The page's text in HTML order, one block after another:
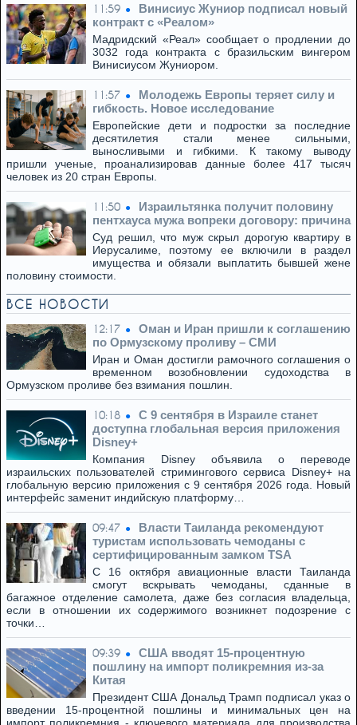
11:59
Винисиус Жуниор подписал новый
контракт с «Реалом»
Мадридский «Реал» сообщает о продлении до
3032 года контракта с бразильским вингером
Винисиусом Жуниором.
11:57
Молодежь Европы теряет силу и
гибкость. Новое исследование
Европейские дети и подростки за последние
десятилетия стали менее сильными,
выносливыми и гибкими. К такому выводу
пришли ученые, проанализировав данные более 417 тысяч
человек из 20 стран Европы.
11:50
Израильтянка получит половину
пентхауса мужа вопреки договору: причина
Суд решил, что муж скрыл дорогую квартиру в
Иерусалиме, поэтому ее включили в раздел
имущества и обязали выплатить бывшей жене
половину стоимости.
ВСЕ НОВОСТИ
12:17
Оман и Иран пришли к соглашению
по Ормузскому проливу – СМИ
Иран и Оман достигли рамочного соглашения о
временном возобновлении судоходства в
Ормузском проливе без взимания пошлин.
10:18
C 9 сентября в Израиле станет
доступна глобальная версия приложения
Disney+
Компания Disney объявила о переводе
израильских пользователей стримингового сервиса Disney+ на
глобальную версию приложения с 9 сентября 2026 года. Новый
интерфейс заменит индийскую платформу…
09:47
Власти Таиланда рекомендуют
туристам использовать чемоданы с
сертифицированным замком TSA
С 16 октября авиационные власти Таиланда
смогут вскрывать чемоданы, сданные в
багажное отделение самолета, даже без согласия владельца,
если в отношении их содержимого возникнет подозрение с
точки…
09:39
США вводят 15-процентную
пошлину на импорт поликремния из-за
Китая
Президент США Дональд Трамп подписал указ о
введении 15-процентной пошлины и минимальных цен на